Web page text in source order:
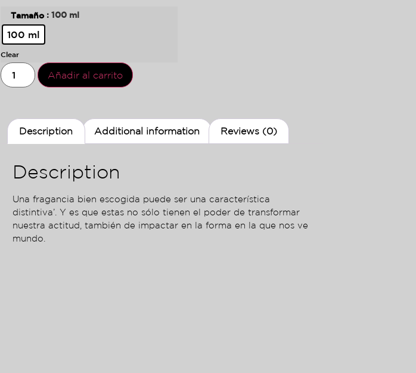
Tamaño : 100 ml
100 ml
Clear
Añadir al carrito
Description Additional information Reviews (0)
Description
Una fragancia bien escogida puede ser una característica
distintiva’. Y es que estas no sólo tienen el poder de transformar
nuestra actitud, también de impactar en la forma en la que nos ve
mundo.